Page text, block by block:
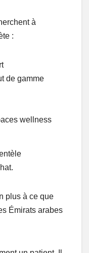
à
:
de gamme
wellness
plus à ce que
Émirats arabes